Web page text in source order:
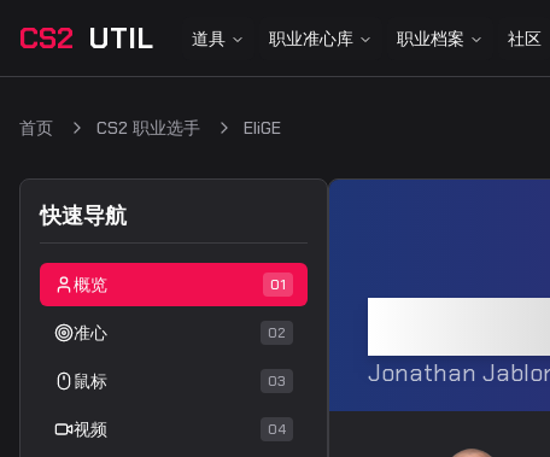
CS2 UTIL 道具 职业准心库 职业档案 社区
首页 CS2 职业选手 EliGE
快速导航
概览 01
准心 02
鼠标 03
视频 04
Jonathan